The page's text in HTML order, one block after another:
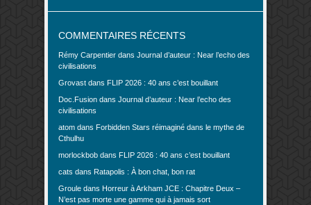
COMMENTAIRES RÉCENTS
Rémy Carpentier dans Journal d’auteur : Near l’echo des
civilisations
Grovast dans FLIP 2026 : 40 ans c’est bouillant
Doc.Fusion dans Journal d’auteur : Near l’echo des
civilisations
atom dans Forbidden Stars réimaginé dans le mythe de
Cthulhu
morlockbob dans FLIP 2026 : 40 ans c’est bouillant
cats dans Ratapolis : À bon chat, bon rat
Groule dans Horreur à Arkham JCE : Chapitre Deux –
N’est pas morte une gamme qui à jamais sort